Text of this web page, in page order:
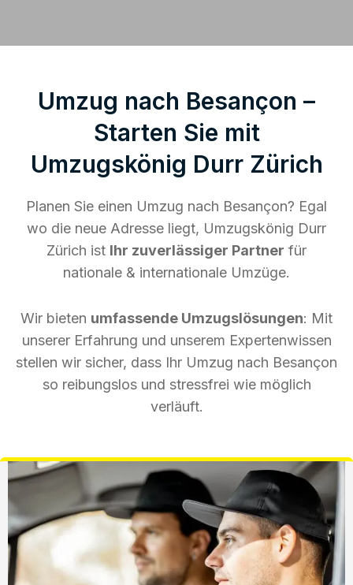
Umzug nach Besançon –
Starten Sie mit
Umzugskönig Durr Zürich
Planen Sie einen Umzug nach Besançon? Egal
wo die neue Adresse liegt, Umzugskönig Durr
Zürich ist Ihr zuverlässiger Partner für
nationale & internationale Umzüge.
Wir bieten umfassende Umzugslösungen: Mit
unserer Erfahrung und unserem Expertenwissen
stellen wir sicher, dass Ihr Umzug nach Besançon
so reibungslos und stressfrei wie möglich
verläuft.